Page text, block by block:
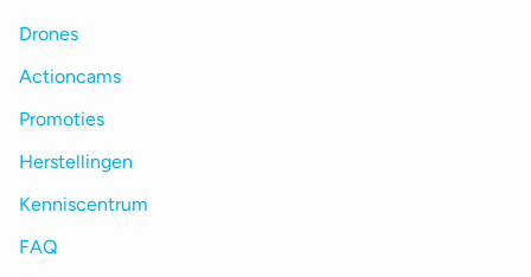
Drones
Actioncams
Promoties
Herstellingen
Kenniscentrum
FAQ